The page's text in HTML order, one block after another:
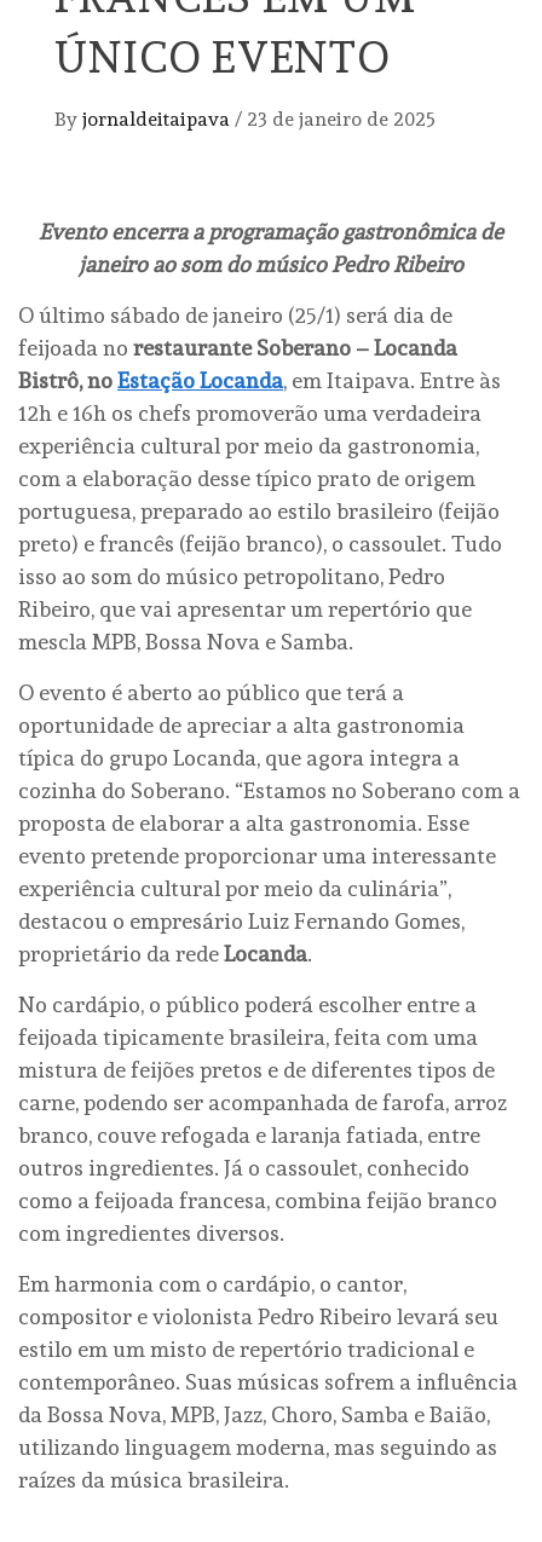
ÚNICO EVENTO
By jornaldeitaipava / 23 de janeiro de 2025
Evento encerra a programação gastronômica de
janeiro ao som do músico Pedro Ribeiro
O último sábado de janeiro (25/1) será dia de
feijoada no restaurante Soberano – Locanda
Bistrô, noEstação Locanda, em Itaipava. Entre às
12h e 16h os chefs promoverão uma verdadeira
experiência cultural por meio da gastronomia,
com a elaboração desse típico prato de origem
portuguesa, preparado ao estilo brasileiro (feijão
preto) e francês (feijão branco), o cassoulet. Tudo
isso ao som do músico petropolitano, Pedro
Ribeiro, que vai apresentar um repertório que
mescla MPB, Bossa Nova e Samba.
O evento é aberto ao público que terá a
oportunidade de apreciar a alta gastronomia
típica do grupo Locanda, que agora integra a
cozinha do Soberano. “Estamos no Soberano com a
proposta de elaborar a alta gastronomia. Esse
evento pretende proporcionar uma interessante
experiência cultural por meio da culinária”,
destacou o empresário Luiz Fernando Gomes,
proprietário da redeLocanda.
No cardápio, o público poderá escolher entre a
feijoada tipicamente brasileira, feita com uma
mistura de feijões pretos e de diferentes tipos de
carne, podendo ser acompanhada de farofa, arroz
branco, couve refogada e laranja fatiada, entre
outros ingredientes. Já o cassoulet, conhecido
como a feijoada francesa, combina feijão branco
com ingredientes diversos.
Em harmonia com o cardápio, o cantor,
compositor e violonista Pedro Ribeiro levará seu
estilo em um misto de repertório tradicional e
contemporâneo. Suas músicas sofrem a influência
da Bossa Nova, MPB, Jazz, Choro, Samba e Baião,
utilizando linguagem moderna, mas seguindo as
raízes da música brasileira.